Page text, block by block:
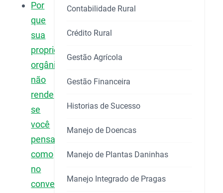
Por
que
sua
propriedade
orgânica
não
rende
se
você
pensar
como
no
convencional?
Contabilidade Rural
Crédito Rural
Gestão Agrícola
Gestão Financeira
Historias de Sucesso
Manejo de Doencas
Manejo de Plantas Daninhas
Manejo Integrado de Pragas